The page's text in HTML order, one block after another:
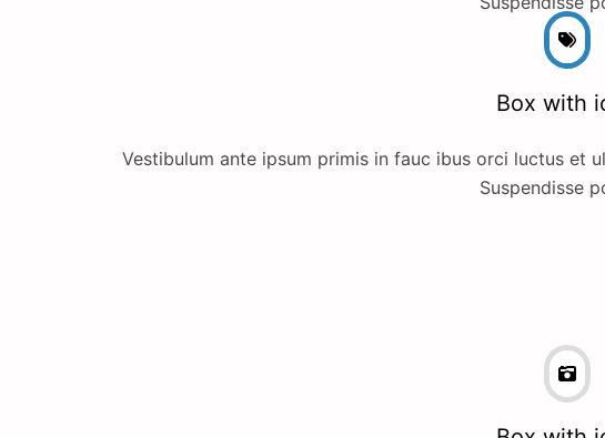
Box with
Vestibulum ante ipsum primis in fauc ibus orci luctus et
Suspendisse